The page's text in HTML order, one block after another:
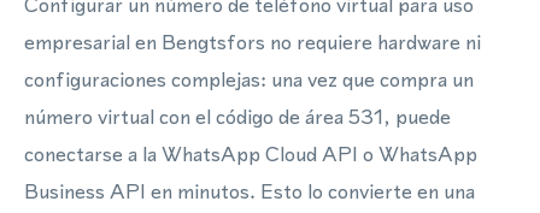
empresarial en Bengtsfors no requiere hardware ni
configuraciones complejas: una vez que compra un
número virtual con el código de área 531, puede
conectarse a la WhatsApp Cloud API o WhatsApp
Business API en minutos. Esto lo convierte en una